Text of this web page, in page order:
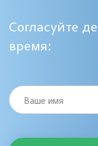
Согласуйте
время:
Ваше имя